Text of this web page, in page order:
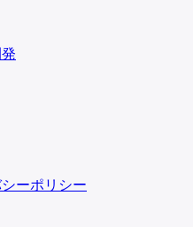
ーポリシー